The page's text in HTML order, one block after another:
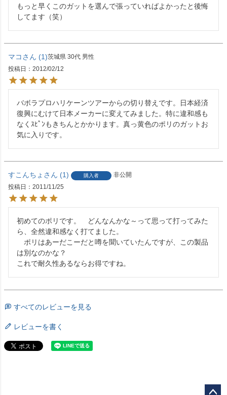
もっと早くこのガットを選んで張っていればよかったと後悔
してます（笑）
マコ 1 茨城県 30代 男性
投稿日
2012/02/12
バボラプロハリケーンツアーからの切り替えです。日本経済
復興にむけて日本メーカーに変えてみました。特に違和感も
なくｽﾋﾟﾝもきちんとかかります。真っ黄色のポリのガットお
気に入りです。
すこんちょ 1 購入者
非公開
投稿日
2011/11/25
初めてのポリです。　どんなんかな～って思って打ってみた
ら、全然違和感なく打てました。
ポリはあーだこーだと噂を聞いていたんですが、この製品
は別なのかな？
これで耐久性あるならお得ですね。
すべてのレビューを見る
レビューを書く